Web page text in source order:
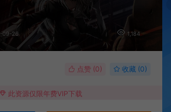
09-26 1,184
点赞 (0) 收藏 (0)
此资源仅限年费VIP下载